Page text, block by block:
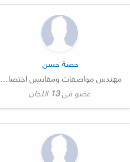
حصة حسن
مهندس مواصفات ومقاييس اختصاصي
عضو في13 اللجان